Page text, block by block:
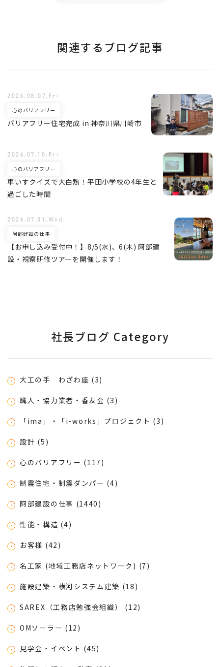
関連するブログ記事
バリアフリー住宅完成 in 神奈川県川崎市
心のバリアフリー
2026.08.07.Fri
車いすクイズで大白熱！平田小学校の4年生と
過ごした時間
心のバリアフリー
2026.07.10.Fri
【お申し込み受付中！】8/5(水)、6(木) 阿部建
設・視察研修ツアーを開催します！
阿部建設の仕事
2026.07.01.Wed
社長ブログ Category
大工の手 わざわ座 (3)
職人・協力業者・香友会 (3)
「ima」・「i-works」プロジェクト (3)
設計 (5)
心のバリアフリー (117)
制震住宅・制震ダンパー (4)
阿部建設の仕事 (1440)
性能・構造 (4)
お客様 (42)
名工家 (地域工務店ネットワーク) (7)
施設建築・横河システム建築 (18)
SAREX（工務店勉強会組織） (12)
OMソーラー (12)
見学会・イベント (45)